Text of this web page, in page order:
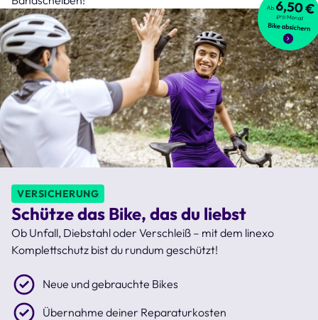
VERSICHERUNG
Schütze das Bike, das du liebst
Ob Unfall, Diebstahl oder Verschleiß – mit dem linexo
Komplettschutz bist du rundum geschützt!
Neue und gebrauchte Bikes
Übernahme deiner Reparaturkosten